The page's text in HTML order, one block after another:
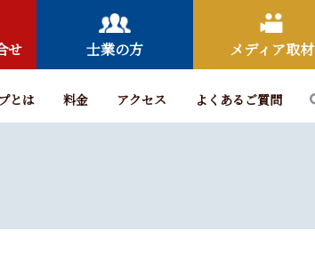
せ 士業の方 メディア取材
とは 料金 アクセス よくあるご質問